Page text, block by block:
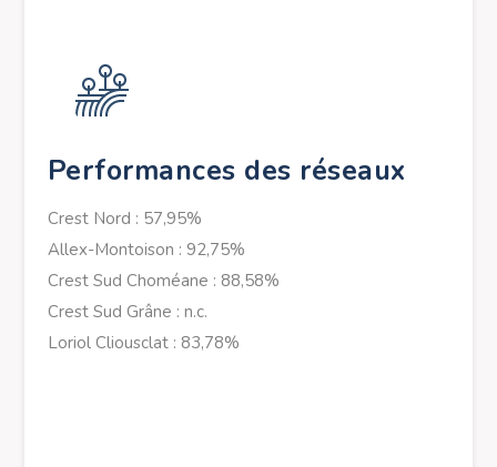
Performances des réseaux
Crest Nord : 57,95%
Allex-Montoison : 92,75%
Crest Sud Choméane : 88,58%
Crest Sud Grâne : n.c.
Loriol Cliousclat : 83,78%